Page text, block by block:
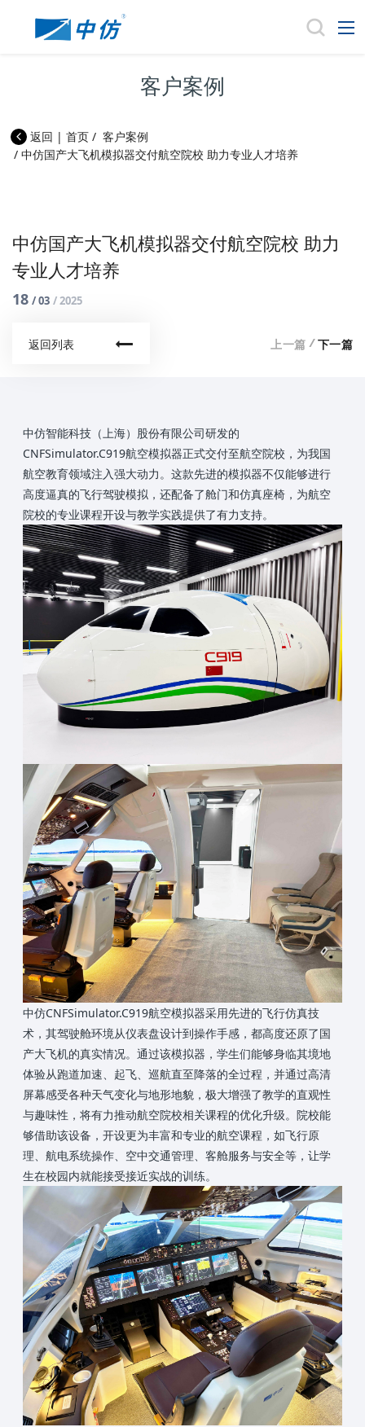
客户案例
返回 |首页 / 客户案例
/中仿国产大飞机模拟器交付航空院校 助力专业人才培养
中仿国产大飞机模拟器交付航空院校 助力
专业人才培养
18 / 03 / 2025
返回列表 上一篇 /下一篇
中仿智能科技（上海）股份有限公司研发的
CNFSimulator.C919航空模拟器正式交付至航空院校，为我国
航空教育领域注入强大动力。这款先进的模拟器不仅能够进行
高度逼真的飞行驾驶模拟，还配备了舱门和仿真座椅，为航空
院校的专业课程开设与教学实践提供了有力支持。
中仿CNFSimulator.C919航空模拟器采用先进的飞行仿真技
术，其驾驶舱环境从仪表盘设计到操作手感，都高度还原了国
产大飞机的真实情况。通过该模拟器，学生们能够身临其境地
体验从跑道加速、起飞、巡航直至降落的全过程，并通过高清
屏幕感受各种天气变化与地形地貌，极大增强了教学的直观性
与趣味性，将有力推动航空院校相关课程的优化升级。院校能
够借助该设备，开设更为丰富和专业的航空课程，如飞行原
理、航电系统操作、空中交通管理、客舱服务与安全等，让学
生在校园内就能接受接近实战的训练。